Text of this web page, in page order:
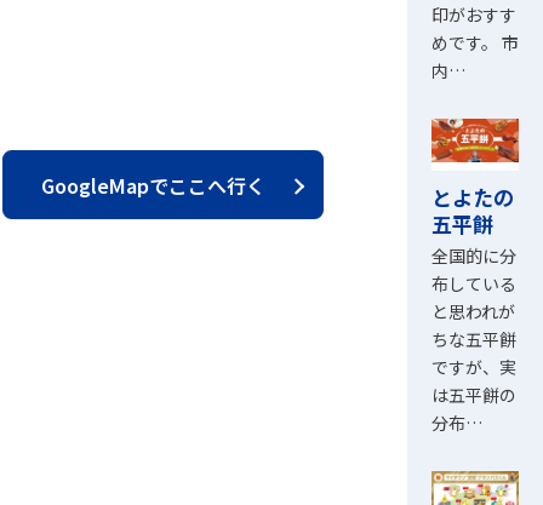
GoogleMapでここへ行く
印がおすす
めです。 市
内…
とよたの
五平餅
全国的に分
布している
と思われが
ちな五平餅
ですが、実
は五平餅の
分布…